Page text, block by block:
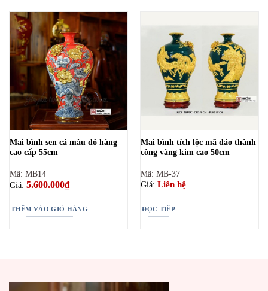
Mai bình sen cá màu đỏ hàng
cao cấp 55cm
Mã: MB14
Giá: 5.600.000₫
THÊM VÀO GIỎ HÀNG
Mai bình tích lộc mã đáo thành
công vàng kim cao 50cm
Mã: MB-37
Giá: Liên hệ
ĐỌC TIẾP